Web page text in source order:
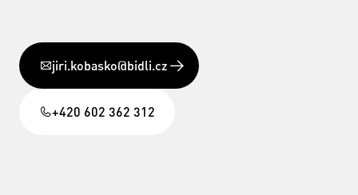
jiri.kobasko@bidli.cz
+420 602 362 312